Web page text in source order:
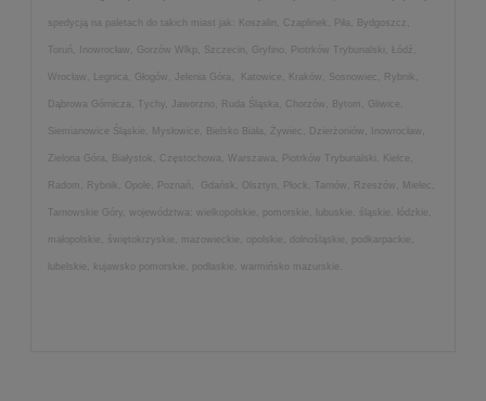
spedycją na paletach do takich miast jak: Koszalin, Czaplinek, Piła, Bydgoszcz,
Toruń, Inowrocław, Gorzów Wlkp, Szczecin, Gryfino, Piotrków Trybunalski, Łódź,
Wrocław, Legnica, Głogów, Jelenia Góra, Katowice, Kraków, Sosnowiec, Rybnik,
Dąbrowa Górnicza, Tychy, Jaworzno, Ruda Śląska, Chorzów, Bytom, Gliwice,
Siemianowice Śląskie, Mysłowice, Bielsko Biała, Żywiec, Dzierżoniów, Inowrocław,
Zielona Góra, Białystok, Częstochowa, Warszawa, Piotrków Trybunalski, Kielce,
Radom, Rybnik, Opole, Poznań, Gdańsk, Olsztyn, Płock, Tarnów, Rzeszów, Mielec,
Tarnowskie Góry, województwa: wielkopolskie, pomorskie, lubuskie, śląskie, łódzkie,
małopolskie, świętokrzyskie, mazowieckie, opolskie, dolnośląskie, podkarpackie,
lubelskie, kujawsko pomorskie, podlaskie, warmińsko mazurskie.